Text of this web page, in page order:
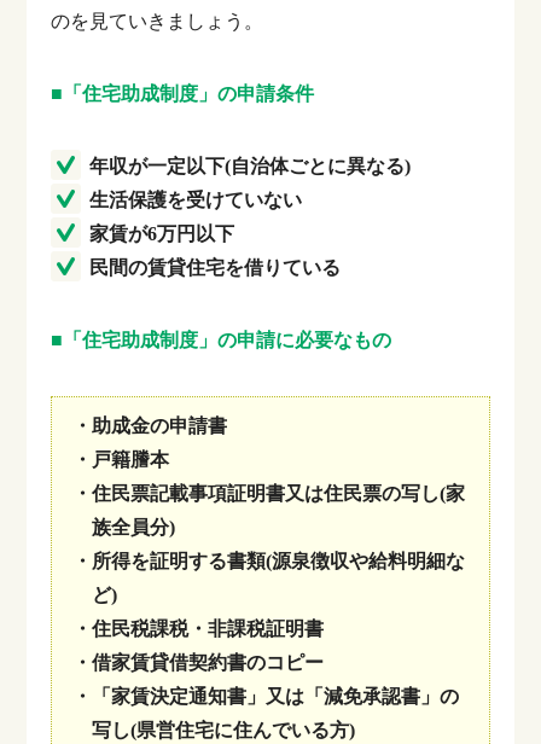
のを見ていきましょう。
■「住宅助成制度」の申請条件
年収が一定以下(自治体ごとに異なる)
生活保護を受けていない
家賃が6万円以下
民間の賃貸住宅を借りている
■「住宅助成制度」の申請に必要なもの
・助成金の申請書
・戸籍謄本
・住民票記載事項証明書又は住民票の写し(家
族全員分)
・所得を証明する書類(源泉徴収や給料明細な
ど)
・住民税課税・非課税証明書
・借家賃貸借契約書のコピー
・「家賃決定通知書」又は「減免承認書」の
写し(県営住宅に住んでいる方)